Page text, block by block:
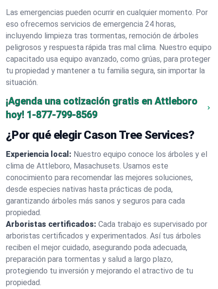
Las emergencias pueden ocurrir en cualquier momento. Por
eso ofrecemos servicios de emergencia 24 horas,
incluyendo limpieza tras tormentas, remoción de árboles
peligrosos y respuesta rápida tras mal clima. Nuestro equipo
capacitado usa equipo avanzado, como grúas, para proteger
tu propiedad y mantener a tu familia segura, sin importar la
situación.
¡Agenda una cotización gratis en Attleboro
hoy! 1-877-799-8569
¿Por qué elegir Cason Tree Services?
Experiencia local: Nuestro equipo conoce los árboles y el
clima de Attleboro, Masachusets. Usamos este
conocimiento para recomendar las mejores soluciones,
desde especies nativas hasta prácticas de poda,
garantizando árboles más sanos y seguros para cada
propiedad.
Arboristas certificados: Cada trabajo es supervisado por
arboristas certificados y experimentados. Así tus árboles
reciben el mejor cuidado, asegurando poda adecuada,
preparación para tormentas y salud a largo plazo,
protegiendo tu inversión y mejorando el atractivo de tu
propiedad.